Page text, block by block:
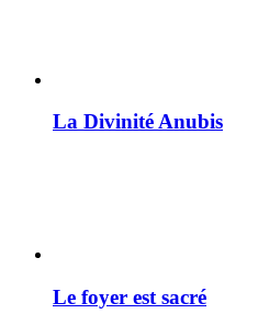
La Divinité Anubis
Le foyer est sacré